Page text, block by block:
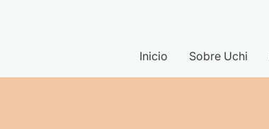
Inicio Sobre Uchi